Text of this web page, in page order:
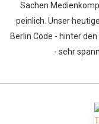
Sachen
peinlich. Unser
Berlin Code - hinter
- sehr